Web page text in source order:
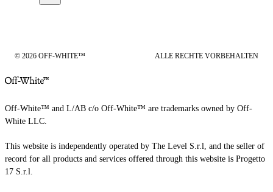
© 2026 OFF-WHITE™ ALLE RECHTE VORBEHALTEN
Off-White™ and L/AB c/o Off-White™ are trademarks owned by Off-
White LLC.
This website is independently operated by The Level S.r.l, and the seller of
record for all products and services offered through this website is Progetto
17 S.r.l.